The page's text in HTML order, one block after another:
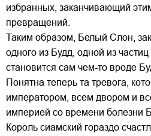
избранных, заканчивающий
превращений.
Таким образом, Белый Слон,
одного из Будд, одной из
становится сам чем-то вроде
Понятна теперь та тревога,
императором, всем двором и
империей со времени болезни
Король сиамский гораздо